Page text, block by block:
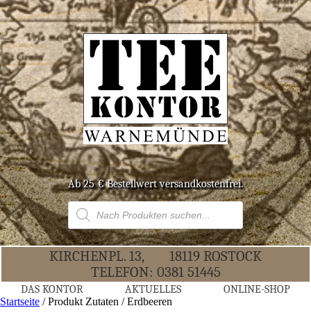
Ab 25 € Bestell­wert versandkostenfrei.
Products
search
KIR­CHEN­PL. 13,
18119 ROS­TOCK
TELE­FON: 0381 51445
DAS KON­TOR AKTU­EL­LES ONLINE-SHOP
Startseite / Produkt Zutaten / Erdbeeren